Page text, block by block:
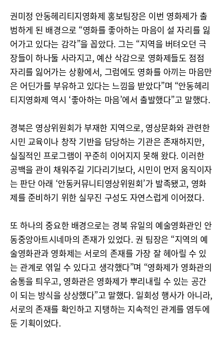
권미정 안동헤리티지영화제 홍보팀장은 이번 영화제가 출
범하게 된 배경으로 “영화를 좋아하는 마음이 설 자리를 잃
어가고 있다는 감각”을 꼽았다. 그는 “지역을 버텨오던 극
장들이 하나둘 사라지고, 예산 삭감으로 영화제들도 점점
자리를 잃어가는 상황에서, 그럼에도 영화를 아끼는 마음만
은 어딘가를 부유하고 있다는 느낌을 받았다”며 “안동헤리
티지영화제 역시 ‘좋아하는 마음’에서 출발했다”고 말했다.
경북은 영상위원회가 부재한 지역으로, 영상문화와 관련한
시민 교육이나 창작 기반을 담당하는 기관은 존재하지만,
실질적인 프로그램이 꾸준히 이어지지 못해 왔다. 이러한
공백을 관이 채워주길 기다리기보다, 시민이 먼저 움직이자
는 판단 아래 ‘안동커뮤니티영상위원회’가 발족됐고, 영화
제를 준비하기 위한 실무진 구성도 자연스럽게 이어졌다.
또 하나의 중요한 배경으로는 경북 유일의 예술영화관인 안
동중앙아트시네마의 존재가 있었다. 권 팀장은 “지역의 예
술영화관과 영화제는 서로의 존재를 가장 잘 헤아릴 수 있
는 관계로 엮일 수 있다고 생각했다”며 “영화제가 영화관의
숨통을 틔우고, 영화관은 영화제가 뿌리내릴 수 있는 공간
이 되는 방식을 상상했다”고 말했다. 일회성 행사가 아니라,
서로의 존재를 확인하고 지탱하는 지속적인 관계를 염두에
둔 기획이었다.